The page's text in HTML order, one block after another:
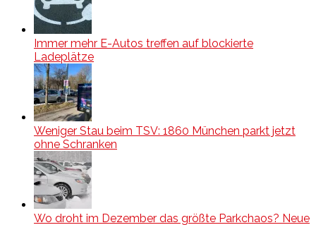
Immer mehr E-Autos treffen auf blockierte
Ladeplätze
Weniger Stau beim TSV: 1860 München parkt jetzt
ohne Schranken
Wo droht im Dezember das größte Parkchaos? Neue